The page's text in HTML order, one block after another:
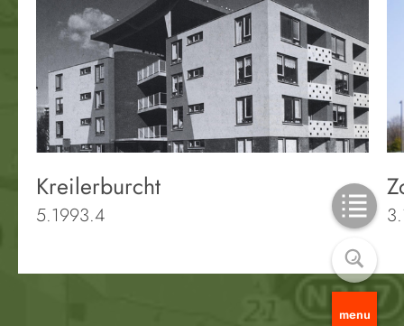
menu
Kreilerburcht
5.1993.4